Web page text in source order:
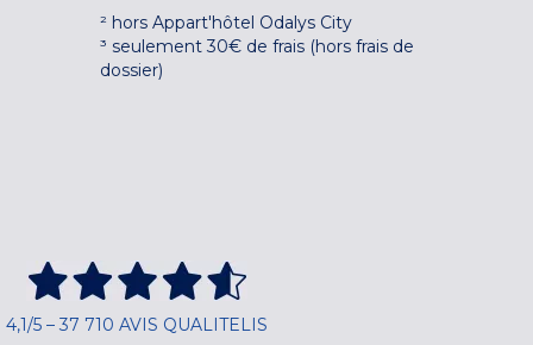
² hors Appart'hôtel Odalys City
³ seulement 30€ de frais (hors frais de
dossier)
4,1/5 – 37 710 AVIS QUALITELIS